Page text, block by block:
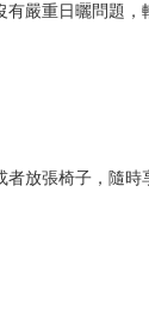
嚴重日曬問題
放張椅子，隨